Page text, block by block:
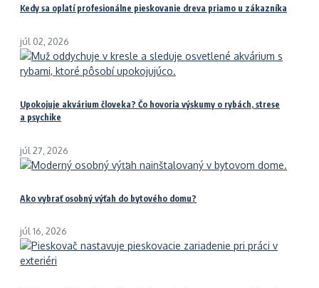
Kedy sa oplatí profesionálne pieskovanie dreva priamo u zákazníka
júl 02, 2026
Upokojuje akvárium človeka? Čo hovoria výskumy o rybách, strese
a psychike
júl 27, 2026
Ako vybrať osobný výťah do bytového domu?
júl 16, 2026